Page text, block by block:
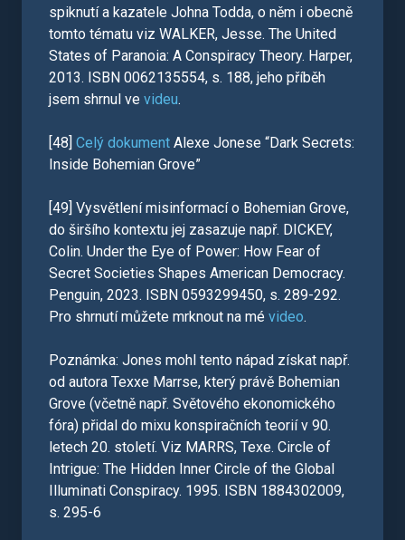
spiknutí a kazatele Johna Todda, o něm i obecně
tomto tématu viz WALKER, Jesse. The United
States of Paranoia: A Conspiracy Theory. Harper,
2013. ISBN 0062135554, s. 188, jeho příběh
jsem shrnul ve videu.
[48] Celý dokument Alexe Jonese “Dark Secrets:
Inside Bohemian Grove”
[49] Vysvětlení misinformací o Bohemian Grove,
do širšího kontextu jej zasazuje např. DICKEY,
Colin. Under the Eye of Power: How Fear of
Secret Societies Shapes American Democracy.
Penguin, 2023. ISBN 0593299450, s. 289-292.
Pro shrnutí můžete mrknout na mé video.
Poznámka: Jones mohl tento nápad získat např.
od autora Texxe Marrse, který právě Bohemian
Grove (včetně např. Světového ekonomického
fóra) přidal do mixu konspiračních teorií v 90.
letech 20. století. Viz MARRS, Texe. Circle of
Intrigue: The Hidden Inner Circle of the Global
Illuminati Conspiracy. 1995. ISBN 1884302009,
s. 295-6